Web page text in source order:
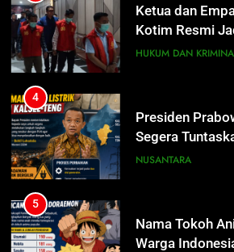
Segera
Listrik di
NUSANTARA
5
Warga
Luffy, Shinchan,
NUSANTARA
6
Mulai
ECONOMY
Ketua dan
Kotim Resmi
Dugaan Korupsi
HUKUM DAN
4
Presiden
Segera
Listrik di Kalsel-
NUSANTARA
5
Nama Tokoh
Warga